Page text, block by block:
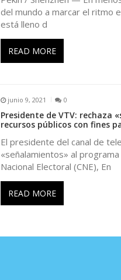
del mundo a marcar el ritmo
está lleno d
READ MORE
junio 9, 2021 0
Presidente de VTV: rechaza
recursos públicos con fines
El presidente del canal de
«señalamientos» al
Nacional Electoral (CNE), En
READ MORE